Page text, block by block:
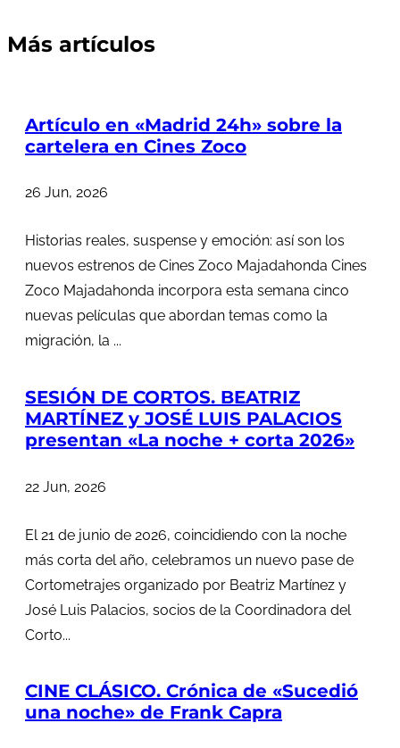
Más artículos
Artículo en «Madrid 24h» sobre la
cartelera en Cines Zoco
26 Jun, 2026
Historias reales, suspense y emoción: así son los
nuevos estrenos de Cines Zoco Majadahonda Cines
Zoco Majadahonda incorpora esta semana cinco
nuevas películas que abordan temas como la
migración, la ...
SESIÓN DE CORTOS. BEATRIZ
MARTÍNEZ y JOSÉ LUIS PALACIOS
presentan «La noche + corta 2026»
22 Jun, 2026
El 21 de junio de 2026, coincidiendo con la noche
más corta del año, celebramos un nuevo pase de
Cortometrajes organizado por Beatriz Martínez y
José Luis Palacios, socios de la Coordinadora del
Corto...
CINE CLÁSICO. Crónica de «Sucedió
una noche» de Frank Capra